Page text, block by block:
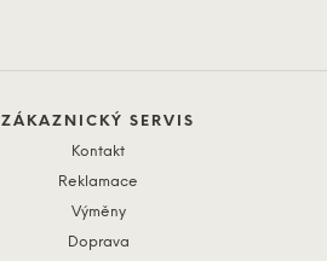
ZÁKAZNICKÝ SERVIS
Kontakt
Reklamace
Výměny
Doprava